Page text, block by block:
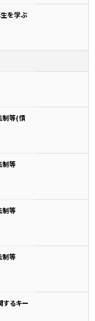
を学ぶ
制等(債
制等
制等
制等
るキー